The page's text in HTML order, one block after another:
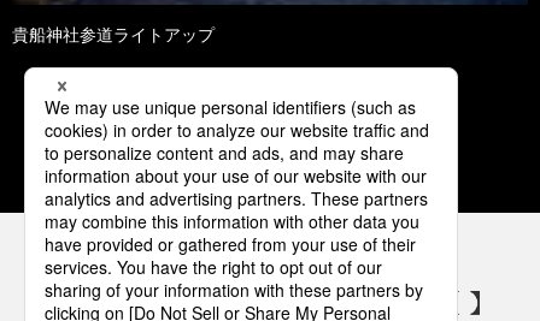
貴船神社参道ライトアップ
1 2 3 4 5
パナソニックの電気設備 SNSアカウント